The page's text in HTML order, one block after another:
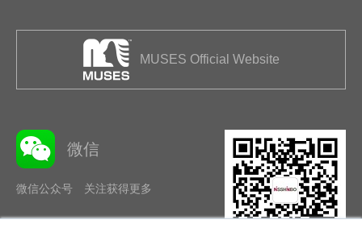
MUSES Official Website
微信
微信公众号 关注获得更多